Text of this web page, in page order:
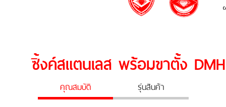
ซิ้งค์สแตนเลส พร้อมขาตั้ง
คุณสมบัติ รุ่นสินค้า